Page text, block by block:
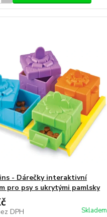
- Dárečky interaktivní
pro psy s ukrytými pamlsky
DPH Skladem